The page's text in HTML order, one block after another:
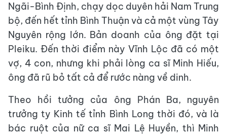
Ngãi-Bình Định, chạy dọc duyên hải Nam Trung
bộ, đến hết tỉnh Bình Thuận và cả một vùng Tây
Nguyên rộng lớn. Bản doanh của ông đặt tại
Pleiku. Đến thời điểm này Vĩnh Lộc đã có một
vợ, 4 con, nhưng khi phải lòng ca sĩ Minh Hiếu,
ông đã rũ bỏ tất cả để rước nàng về dinh.
Theo hồi tưởng của ông Phán Ba, nguyên
trưởng ty Kinh tế tỉnh Bình Long thời đó, và là
bác ruột của nữ ca sĩ Mai Lệ Huyền, thì Minh